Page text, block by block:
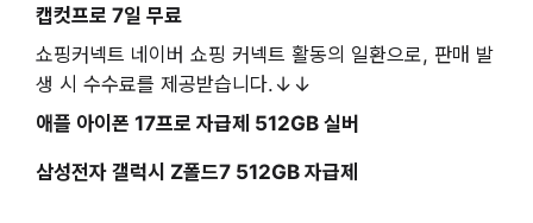
캡컷프로 7일 무료
쇼핑커넥트 네이버 쇼핑 커넥트 활동의 일환으로, 판매 발
생 시 수수료를 제공받습니다.↓↓
애플 아이폰 17프로 자급제 512GB 실버
삼성전자 갤럭시 Z폴드7 512GB 자급제